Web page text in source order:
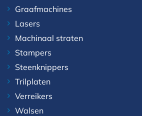
Graafmachines
Lasers
Machinaal straten
Stampers
Steenknippers
Trilplaten
Verreikers
Walsen